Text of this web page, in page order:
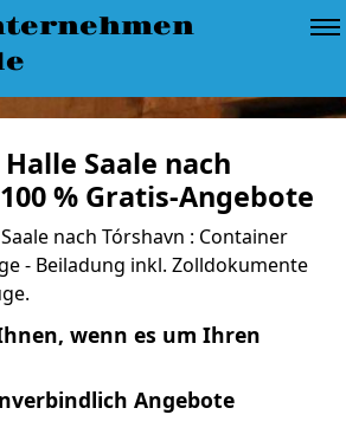
Saale nach
% Gratis-Angebote
nach Tórshavn : Container
- Beiladung inkl. Zolldokumente
wenn es um Ihren
Angebote